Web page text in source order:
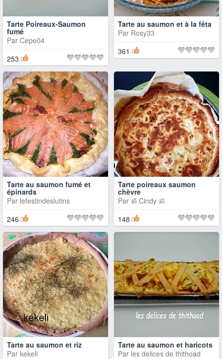
Tarte Poireaux-Saumon
fumé
Par Cepe04
253
Tarte au saumon et à la fêta
Par Rosy33
361
Tarte au saumon fumé et
épinards
Par lefestindeslutins
246
Tarte poireaux saumon
chèvre
Par ॐ Cindy ॐ
148
Tarte au saumon et riz
Par kekeli
Tarte au saumon et haricots
Par les delices de thithoad